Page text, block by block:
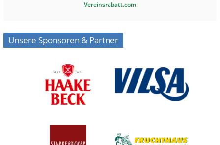
Vereinsrabatt.com
Unsere Sponsoren & Partner